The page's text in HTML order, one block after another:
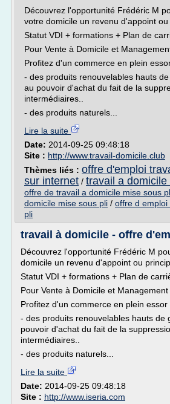
Découvrez l'opportunité Frédéric M
votre domicile un revenu d'appoint ou
Statut VDI + formations + Plan de
Pour Vente à Domicile et
Profitez d'un commerce en plein
- des produits renouvelables hauts
au pouvoir d'achat du fait de la
intermédiaires..
- des produits naturels...
Lire la suite
Date: 2014-09-25 09:48:18
Site : http://www.travail-domicile.club
Thèmes liés : offre d'emploi
sur internet / travail a
offre de travail a domicile mise sous
domicile mise sous pli / offre d emploi
pli
travail à domicile - offre
Découvrez l'opportunité Frédéric M
domicile un revenu d'appoint ou
Statut VDI + formations + Plan de
Pour Vente à Domicile et Management
Profitez d'un commerce en plein essor
- des produits renouvelables hauts de
pouvoir d'achat du fait de la
intermédiaires..
- des produits naturels...
Lire la suite
Date: 2014-09-25 09:48:18
Site : http://www.iseria.com